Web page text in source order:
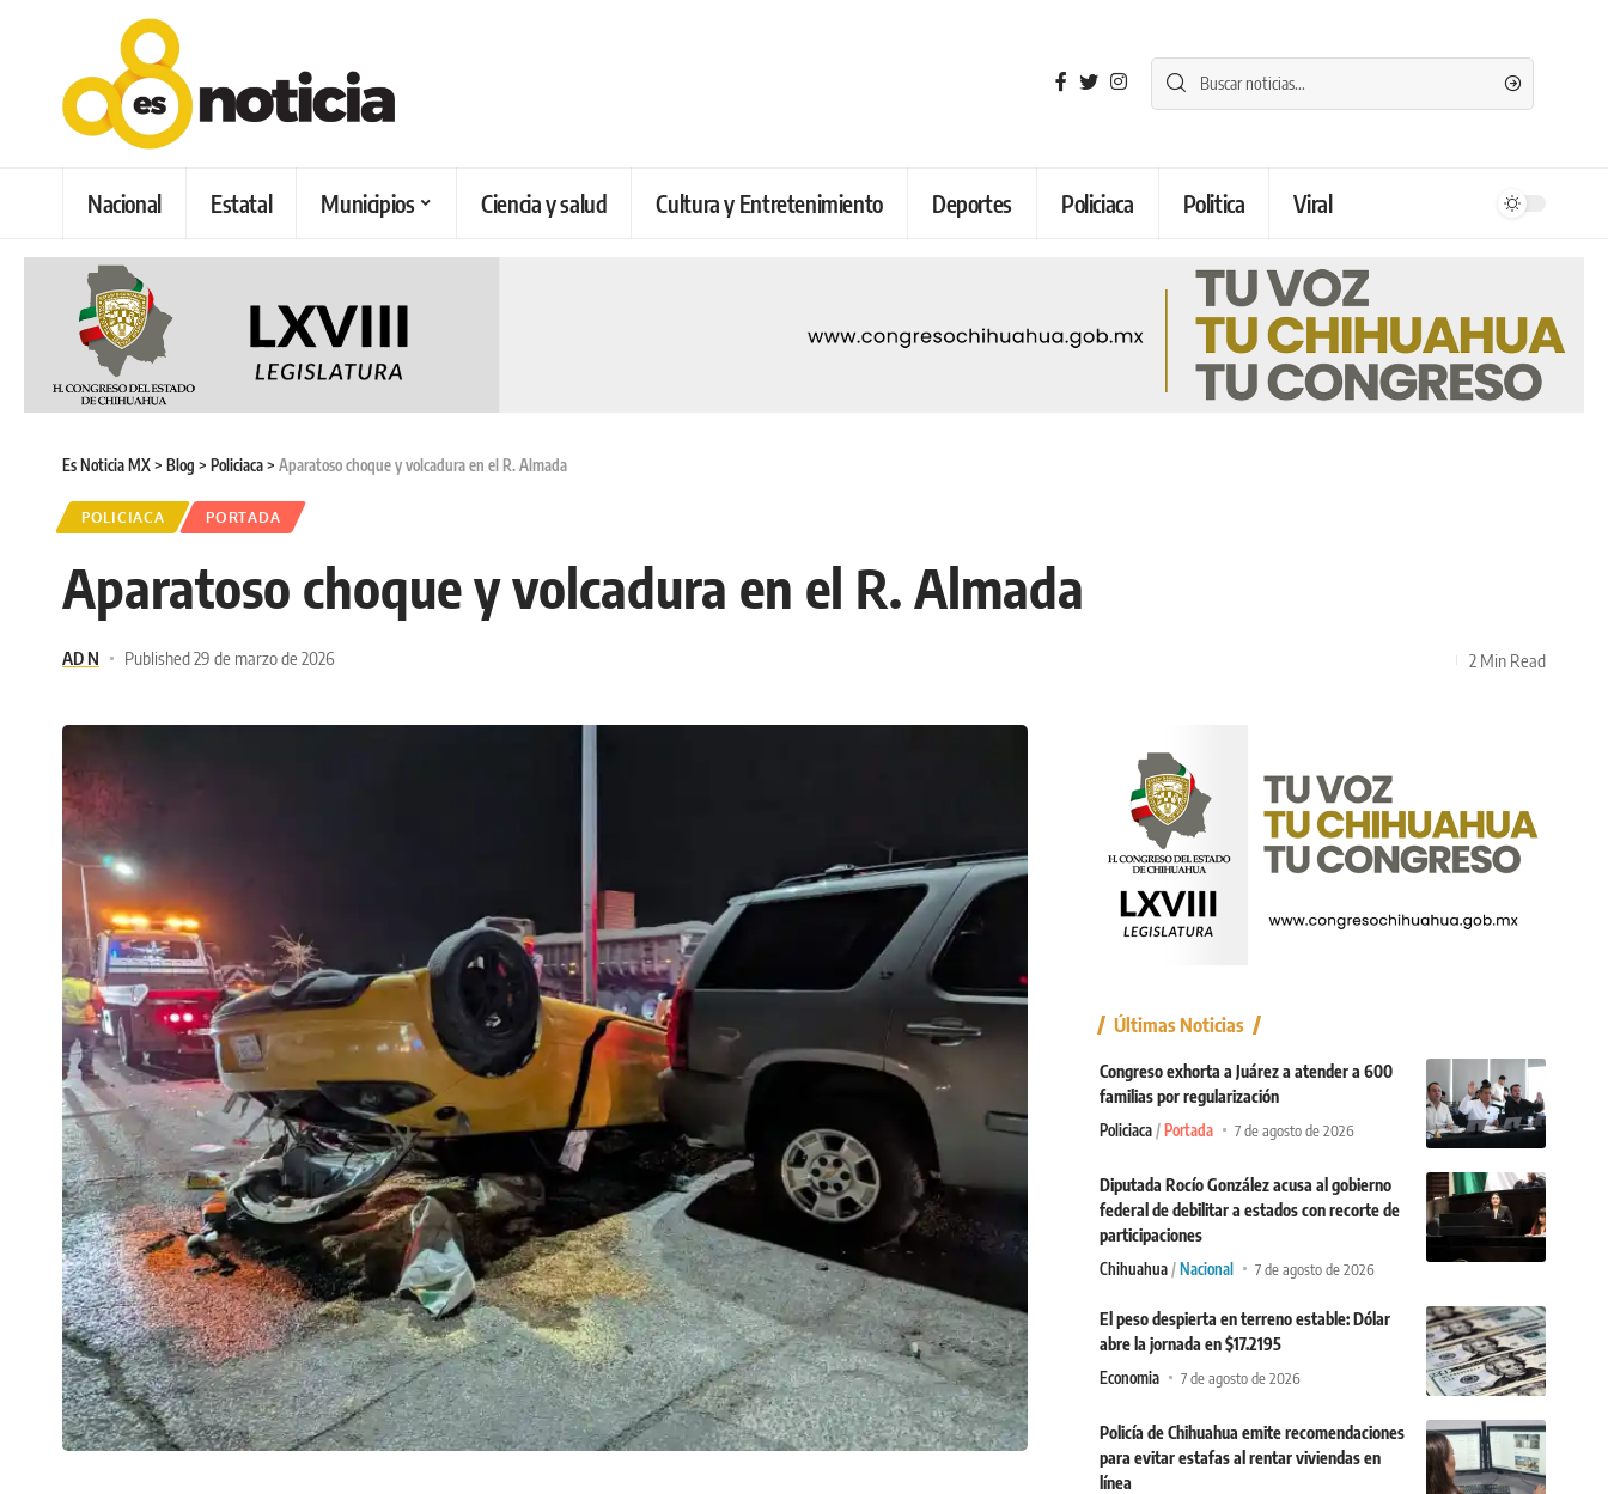
Nacional Estatal Municipios Ciencia y salud Cultura y Entretenimiento Deportes Policiaca Politica Viral
Es Noticia MX> Blog > Policiaca> Aparatoso choque y volcadura en el R. Almada
POLICIACA PORTADA
Aparatoso choque y volcadura en el R. Almada
AD N Published 29 de marzo de 2026 2 Min Read
Últimas Noticias
Congreso exhorta a Juárez a atender a 600
familias por regularización
Policiaca Portada 7 de agosto de 2026
Diputada Rocío González acusa al gobierno
federal de debilitar a estados con recorte de
participaciones
Chihuahua Nacional 7 de agosto de 2026
El peso despierta en terreno estable: Dólar
abre la jornada en $17.2195
Economia 7 de agosto de 2026
Policía de Chihuahua emite recomendaciones
para evitar estafas al rentar viviendas en
línea